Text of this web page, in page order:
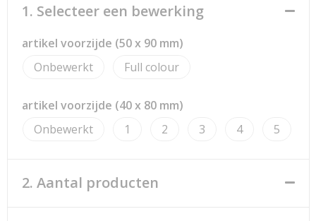
Strandtassen
Toilettassen
Reistassensets
Autotassen
1. Selecteer een bewerking
artikel voorzijde (50 x 90 mm)
Onbewerkt
Full colour
artikel voorzijde (40 x 80 mm)
Onbewerkt
1 2 3 4 5
2. Aantal producten